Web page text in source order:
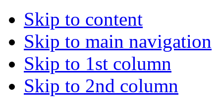
Skip to content
Skip to main navigation
Skip to 1st column
Skip to 2nd column